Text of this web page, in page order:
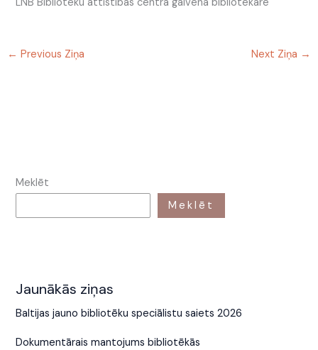
← Previous Ziņa Next Ziņa →
Meklēt
Meklēt
Jaunākās ziņas
Baltijas jauno bibliotēku speciālistu saiets 2026
Dokumentārais mantojums bibliotēkās